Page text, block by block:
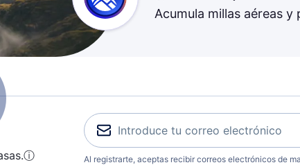
Acumula millas aéreas y
ⓘ
Al registrarte, aceptas recibir correos electrónicos de